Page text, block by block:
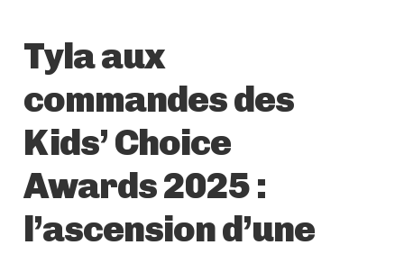
Tyla aux
commandes des
Kids’ Choice
Awards 2025 :
l’ascension d’une